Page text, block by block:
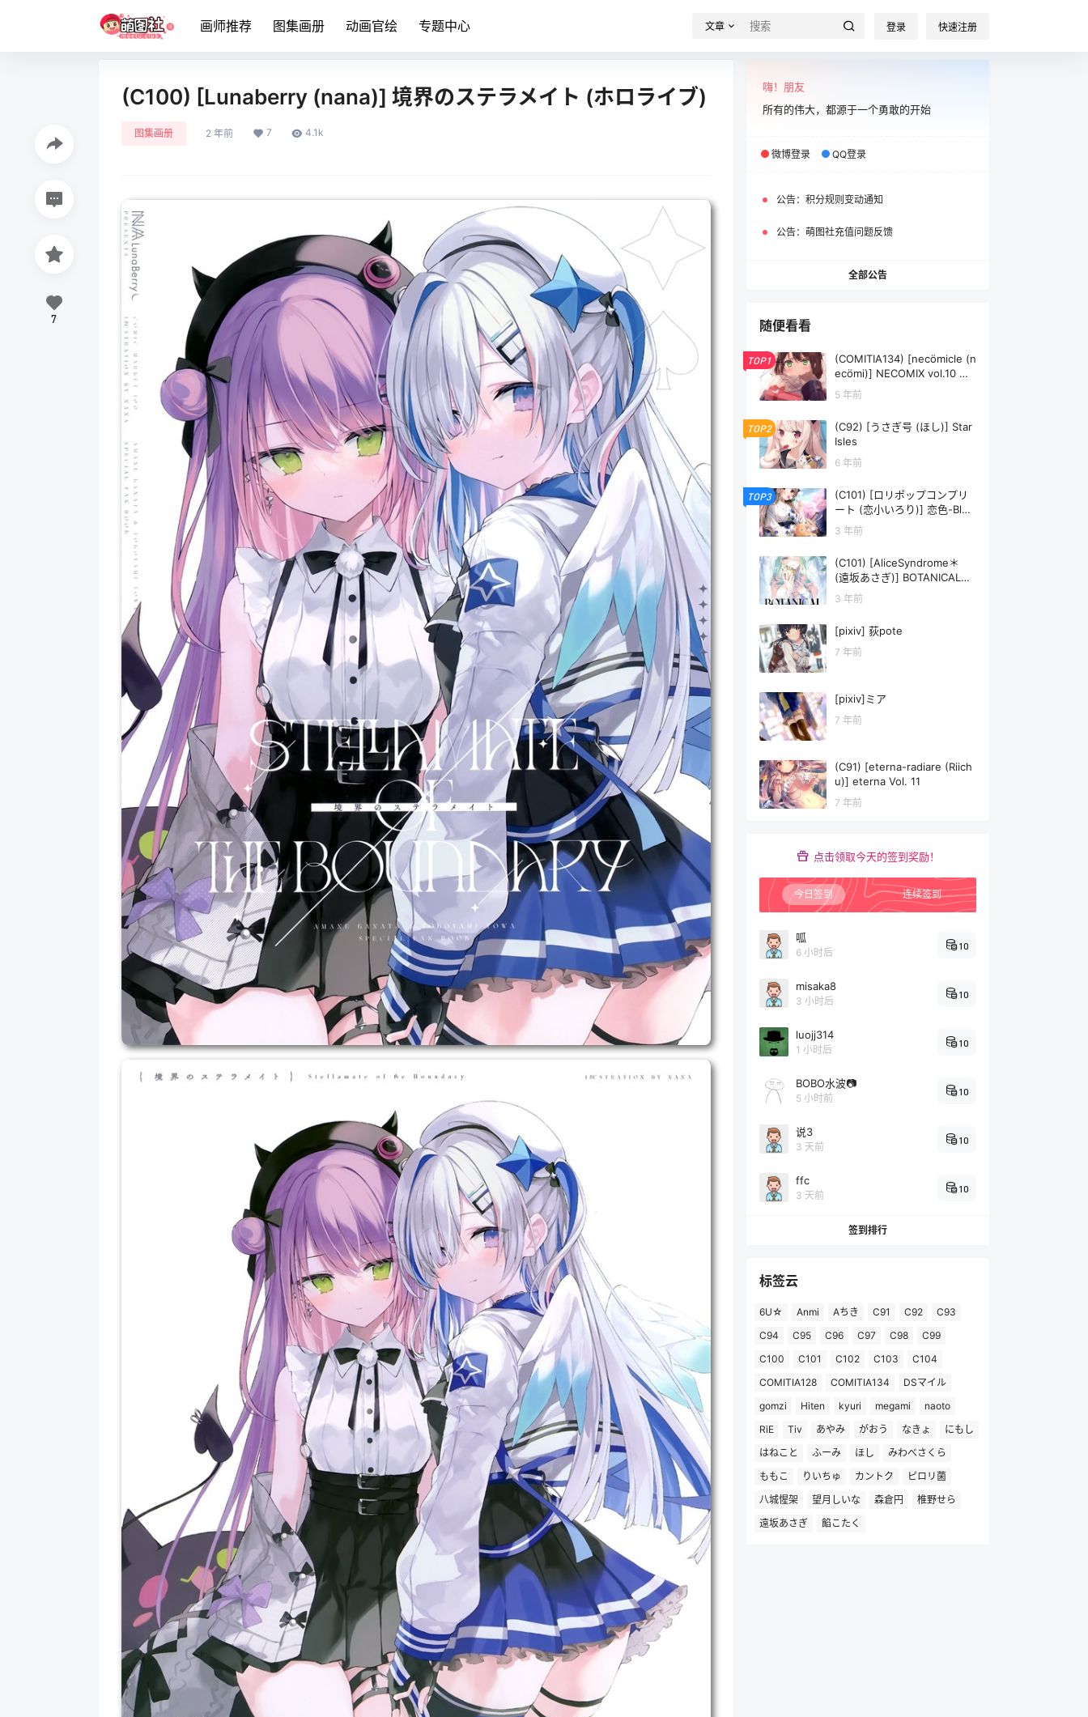
画师推荐 图集画册 动画官绘 专题中心 文章 登录 快速注册
(C100) [Lunaberry (nana)] 境界のステラメイト (ホロライブ)
图集画册 2 年前 7 4.1k
7
嗨！朋友
所有的伟大，都源于一个勇敢的开始
微博登录 QQ登录
公告： 积分规则变动通知
公告： 萌图社充值问题反馈
全部公告
随便看看
TOP1
(COMITIA134) [necömicle (n
ecömi)] NECOMIX vol.10 君
まで45センチ
5 年前
TOP2
(C92) [うさぎ号 (ほし)] Star
Isles
6 年前
TOP3
(C101) [ロリポップコンプリ
ート (恋小いろり)] 恋色-Blue
- (オリジナル)
3 年前
(C101) [AliceSyndrome＊
(遠坂あさぎ)] BOTANICAL
(ホロライブ)
3 年前
[pixiv] 荻pote
7 年前
[pixiv]ミア
7 年前
(C91) [eterna-radiare (Riich
u)] eterna Vol. 11
7 年前
点击领取今天的签到奖励！
今日签到 连续签到
呱
6 小时后
10
misaka8
3 小时后
10
luojj314
1 小时后
10
BOBO水波📷
5 小时前
10
说3
3 天前
10
ffc
3 天前
10
签到排行
标签云
6U☆ Anmi Aちき C91 C92
C93
C94
C95 C96 C97 C98
C99
C100
C101 C102 C103
C104
COMITIA128
COMITIA134
DSマイル
gomzi
Hiten kyuri megami
naoto
RiE
Tiv あやみ がおう なきょ
にもし
はねこと
ふーみ ほし
みわべさくら
ももこ
りいちゅ カントク
ピロリ菌
八城惺架
望月しいな 森倉円
椎野せら
遠坂あさぎ
餡こたく